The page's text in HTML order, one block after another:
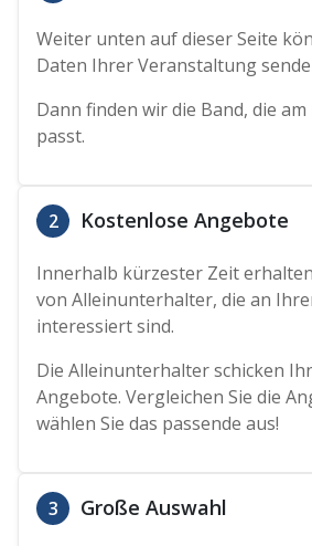
Weiter unten auf dieser Seite
Daten Ihrer Veranstaltung
Dann finden wir die Band, die
passt.
2 Kostenlose Angebote
Innerhalb kürzester Zeit
von Alleinunterhalter, die an
interessiert sind.
Die Alleinunterhalter schicken
Angebote. Vergleichen Sie die
wählen Sie das passende aus!
3 Große Auswahl